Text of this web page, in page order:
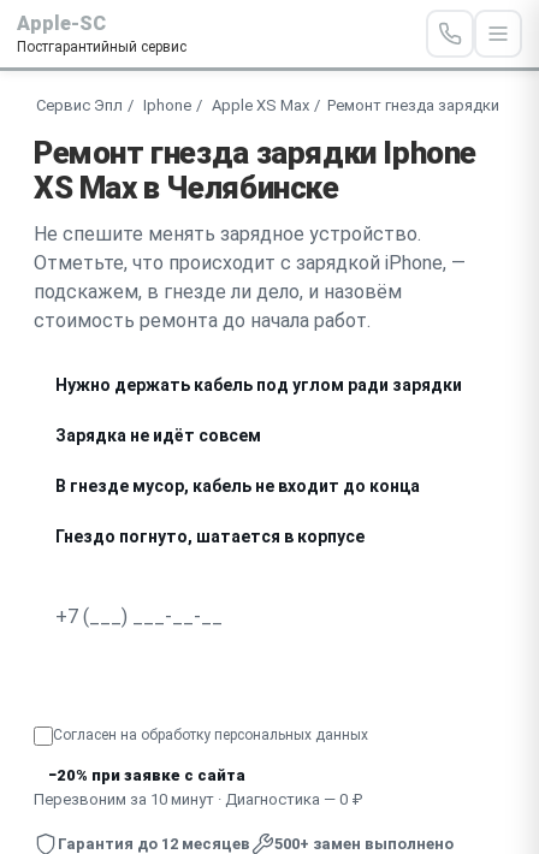
Apple-SC
Постгарантийный сервис
Сервис Эпл Iphone Apple XS Max Ремонт гнезда зарядки
Ремонт гнезда зарядки Iphone
XS Max в Челябинске
Не спешите менять зарядное устройство.
Отметьте, что происходит с зарядкой iPhone, —
подскажем, в гнезде ли дело, и назовём
стоимость ремонта до начала работ.
Нужно держать кабель под углом ради зарядки
Зарядка не идёт совсем
В гнезде мусор, кабель не входит до конца
Гнездо погнуто, шатается в корпусе
Согласен на обработку персональных данных
−20% при заявке с сайта
Перезвоним за 10 минут · Диагностика — 0 ₽
Гарантия до 12 месяцев
500+ замен выполнено